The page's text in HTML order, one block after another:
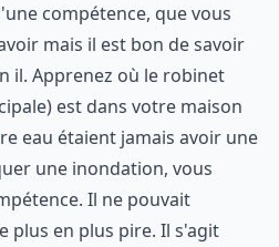
compétence, que vous
mais il est bon de savoir
il. Apprenez où le robinet
est dans votre maison
eau étaient jamais avoir une
une inondation, vous
Il ne pouvait
plus en plus pire. Il s'agit